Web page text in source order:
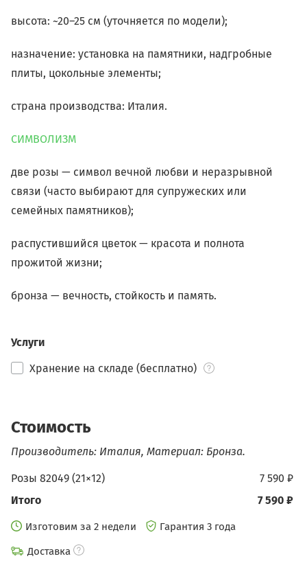
высота: ~20–25 см (уточняется по модели);
назначение: установка на памятники, надгробные
плиты, цокольные элементы;
страна производства: Италия.
СИМВОЛИЗМ
две розы — символ вечной любви и неразрывной
связи (часто выбирают для супружеских или
семейных памятников);
распустившийся цветок — красота и полнота
прожитой жизни;
бронза — вечность, стойкость и память.
Услуги
Хранение на складе (бесплатно)
Стоимость
Производитель: Италия, Материал: Бронза.
7 590 ₽
Розы 82049 (21×12)
7 590 ₽
Итого
Изготовим за 2 недели
Гарантия 3 года
Доставка